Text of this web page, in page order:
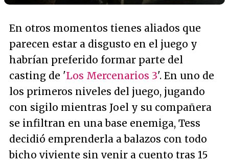
En otros momentos tienes aliados que
parecen estar a disgusto en el juego y
habrían preferido formar parte del
casting de 'Los Mercenarios 3'. En uno de
los primeros niveles del juego, jugando
con sigilo mientras Joel y su compañera
se infiltran en una base enemiga, Tess
decidió emprenderla a balazos con todo
bicho viviente sin venir a cuento tras 15